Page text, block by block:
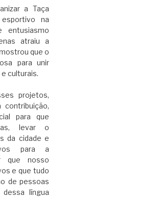
a Taça
na
entusiasmo
atraiu a
que o
para unir
culturais.
projetos,
contribuição,
para que
levar o
da cidade e
para a
que nosso
e que tudo
de pessoas
língua